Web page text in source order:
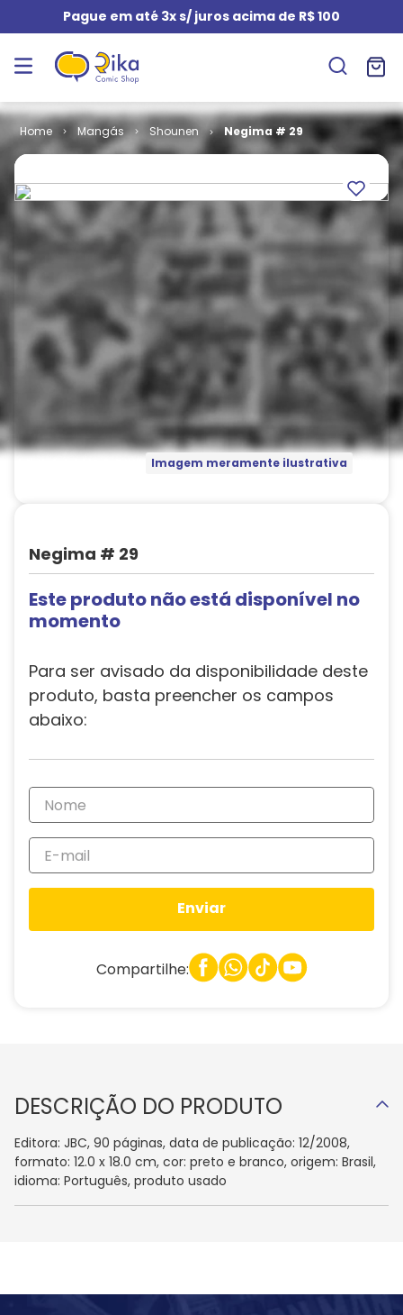
Pague em até 3x s/ juros acima de R$ 100
Mangás Shounen Negima # 29
Imagem meramente ilustrativa
Negima # 29
Este produto não está disponível no
momento
Para ser avisado da disponibilidade deste
produto, basta preencher os campos
abaixo:
Enviar
Compartilhe:
DESCRIÇÃO DO PRODUTO
Editora: JBC, 90 páginas, data de publicação: 12/2008,
formato: 12.0 x 18.0 cm, cor: preto e branco, origem: Brasil,
idioma: Português, produto usado